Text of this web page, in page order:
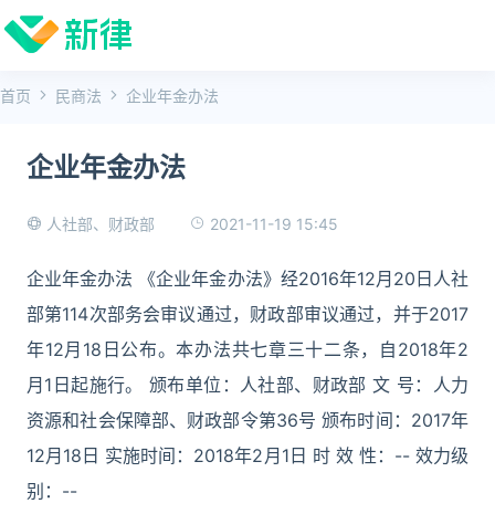
首页 民商法 企业年金办法
企业年金办法
人社部、财政部 2021-11-19 15:45
企业年金办法 《企业年金办法》经2016年12月20日人社
部第114次部务会审议通过，财政部审议通过，并于2017
年12月18日公布。本办法共七章三十二条，自2018年2
月1日起施行。 颁布单位：人社部、财政部 文 号：人力
资源和社会保障部、财政部令第36号 颁布时间：2017年
12月18日 实施时间：2018年2月1日 时 效 性：-- 效力级
别：--